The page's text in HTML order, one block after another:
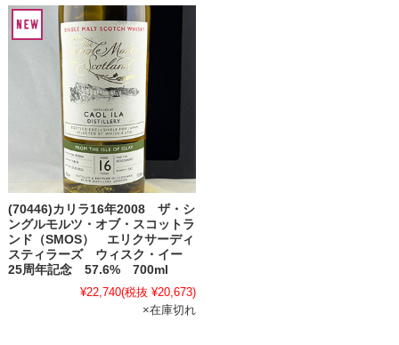
(70446)カリラ16年2008 ザ・シ
ングルモルツ・オブ・スコットラ
ンド（SMOS） エリクサーディ
スティラーズ ウィスク・イー
25周年記念 57.6% 700ml
¥22,740(税抜 ¥20,673)
×在庫切れ